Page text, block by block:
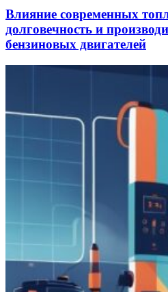
Влияние современных
долговечность и
бензиновых двигателей